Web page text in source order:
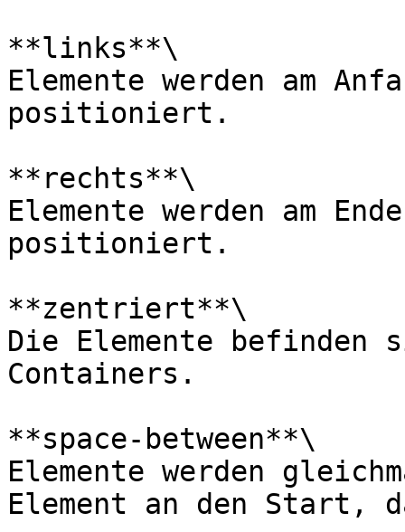
**links**\
Elemente werden am
positioniert.
**rechts**\
Elemente werden am
positioniert.
**zentriert**\
Die Elemente
Containers.
**space-between**\
Elemente werden
Element an den Start,